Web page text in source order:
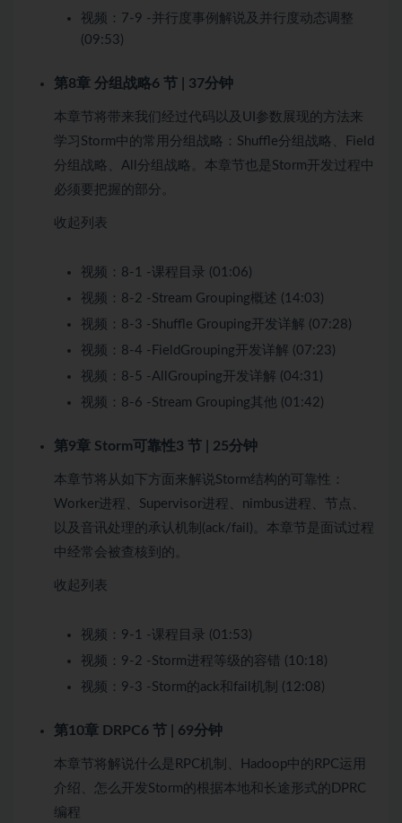
视频： 7-9 -并行度事例解说及并行度动态调整
(09:53)
第8章 分组战略6 节 | 37分钟
本章节将带来我们经过代码以及UI参数展现的方法来
学习Storm中的常用分组战略：Shuffle分组战略、Field
分组战略、All分组战略。本章节也是Storm开发过程中
必须要把握的部分。
收起列表
视频： 8-1 -课程目录 (01:06)
视频： 8-2 -Stream Grouping概述 (14:03)
视频： 8-3 -Shuffle Grouping开发详解 (07:28)
视频： 8-4 -FieldGrouping开发详解 (07:23)
视频： 8-5 -AllGrouping开发详解 (04:31)
视频： 8-6 -Stream Grouping其他 (01:42)
第9章 Storm可靠性3 节 | 25分钟
本章节将从如下方面来解说Storm结构的可靠性：
Worker进程、Supervisor进程、nimbus进程、节点、
以及音讯处理的承认机制(ack/fail)。本章节是面试过程
中经常会被查核到的。
收起列表
视频： 9-1 -课程目录 (01:53)
视频： 9-2 -Storm进程等级的容错 (10:18)
视频： 9-3 -Storm的ack和fail机制 (12:08)
第10章 DRPC6 节 | 69分钟
本章节将解说什么是RPC机制、Hadoop中的RPC运用
介绍、怎么开发Storm的根据本地和长途形式的DPRC
编程